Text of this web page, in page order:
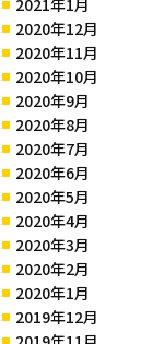
2020年12月
2020年11月
2020年10月
2020年9月
2020年8月
2020年7月
2020年6月
2020年5月
2020年4月
2020年3月
2020年2月
2020年1月
2019年12月